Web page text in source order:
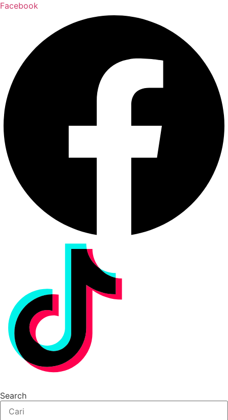
Facebook
Search